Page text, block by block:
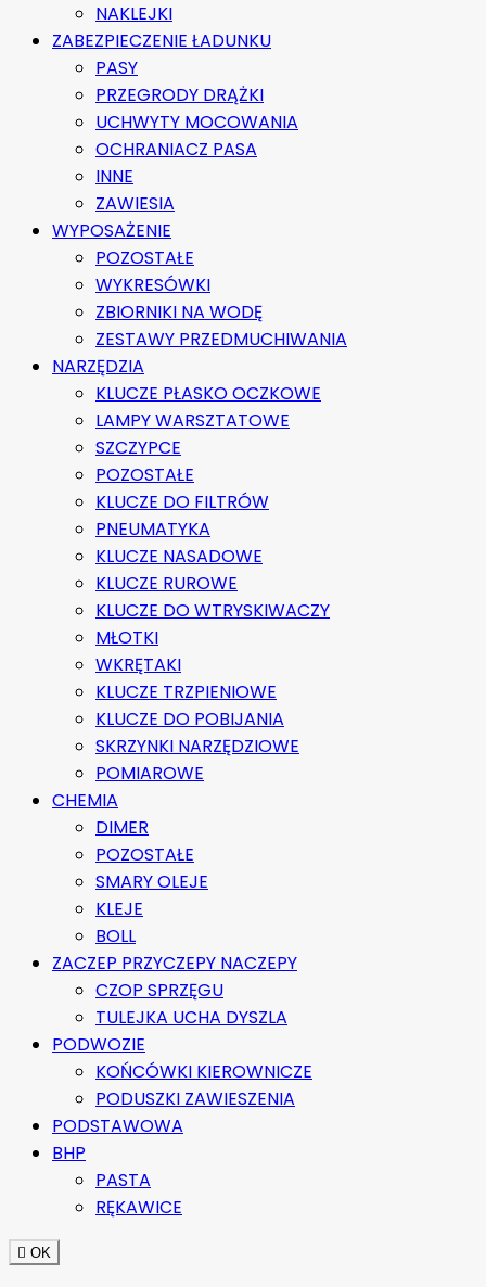
NAKLEJKI
ZABEZPIECZENIE ŁADUNKU
PASY
PRZEGRODY DRĄŻKI
UCHWYTY MOCOWANIA
OCHRANIACZ PASA
INNE
ZAWIESIA
WYPOSAŻENIE
POZOSTAŁE
WYKRESÓWKI
ZBIORNIKI NA WODĘ
ZESTAWY PRZEDMUCHIWANIA
NARZĘDZIA
KLUCZE PŁASKO OCZKOWE
LAMPY WARSZTATOWE
SZCZYPCE
POZOSTAŁE
KLUCZE DO FILTRÓW
PNEUMATYKA
KLUCZE NASADOWE
KLUCZE RUROWE
KLUCZE DO WTRYSKIWACZY
MŁOTKI
WKRĘTAKI
KLUCZE TRZPIENIOWE
KLUCZE DO POBIJANIA
SKRZYNKI NARZĘDZIOWE
POMIAROWE
CHEMIA
DIMER
POZOSTAŁE
SMARY OLEJE
KLEJE
BOLL
ZACZEP PRZYCZEPY NACZEPY
CZOP SPRZĘGU
TULEJKA UCHA DYSZLA
PODWOZIE
KOŃCÓWKI KIEROWNICZE
PODUSZKI ZAWIESZENIA
PODSTAWOWA
BHP
PASTA
RĘKAWICE
 OK